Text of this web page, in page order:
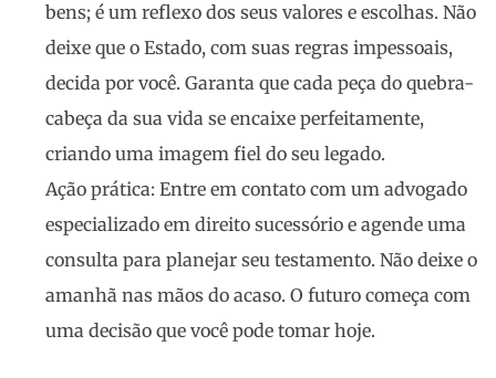
bens; é um reflexo dos seus valores e escolhas. Não
deixe que o Estado, com suas regras impessoais,
decida por você. Garanta que cada peça do quebra-
cabeça da sua vida se encaixe perfeitamente,
criando uma imagem fiel do seu legado.
Ação prática: Entre em contato com um advogado
especializado em direito sucessório e agende uma
consulta para planejar seu testamento. Não deixe o
amanhã nas mãos do acaso. O futuro começa com
uma decisão que você pode tomar hoje.